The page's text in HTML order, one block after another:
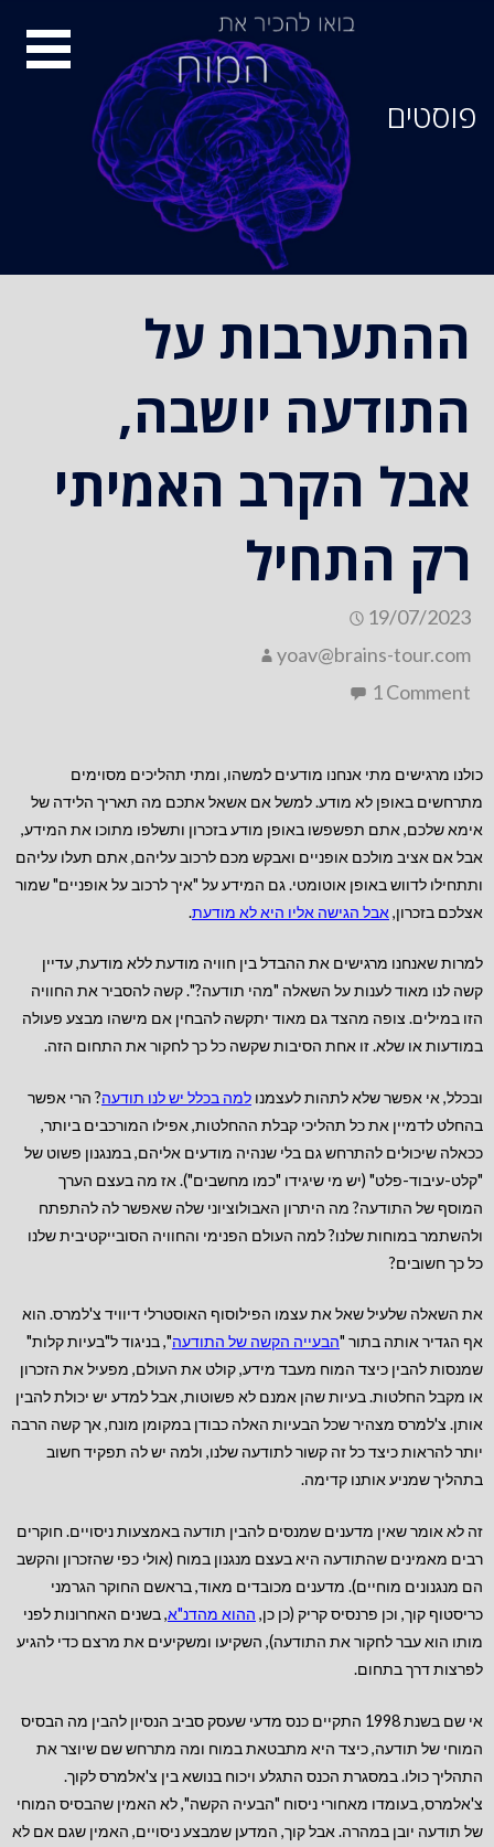
פוסטים
ההתערבות על
התודעה יושבה,
אבל הקרב האמיתי
רק התחיל
19/07/2023
yoav@brains-tour.com
1 Comment
כולנו מרגישים מתי אנחנו מודעים למשהו, ומתי תהליכים מסוימים
מתרחשים באופן לא מודע. למשל אם אשאל אתכם מה תאריך הלידה של
אימא שלכם, אתם תפשפשו באופן מודע בזכרון ותשלפו מתוכו את המידע,
אבל אם אציב מולכם אופניים ואבקש מכם לרכוב עליהם, אתם תעלו עליהם
ותתחילו לדווש באופן אוטומטי. גם המידע על "איך לרכוב על אופניים" שמור
אצלכם בזכרון, אבל הגישה אליו היא לא מודעת.
למרות שאנחנו מרגישים את ההבדל בין חוויה מודעת ללא מודעת, עדיין
קשה לנו מאוד לענות על השאלה "מהי תודעה?". קשה להסביר את החוויה
הזו במילים. צופה מהצד גם מאוד יתקשה להבחין אם מישהו מבצע פעולה
במודעות או שלא. זו אחת הסיבות שקשה כל כך לחקור את התחום הזה.
ובכלל, אי אפשר שלא לתהות לעצמנולמה בכלל יש לנו תודעה? הרי אפשר
בהחלט לדמיין את כל תהליכי קבלת ההחלטות, אפילו המורכבים ביותר,
ככאלה שיכולים להתרחש גם בלי שנהיה מודעים אליהם, במנגנון פשוט של
"קלט-עיבוד-פלט" (יש מי שיגידו "כמו מחשבים"). אז מה בעצם הערך
המוסף של התודעה? מה היתרון האבולוציוני שלה שאפשר לה להתפתח
ולהשתמר במוחות שלנו? למה העולם הפנימי והחוויה הסובייקטיבית שלנו
כל כך חשובים?
את השאלה שלעיל שאל את עצמו הפילוסוף האוסטרלי דיוויד צ'למרס. הוא
אף הגדיר אותה בתור "הבעייה הקשה של התודעה", בניגוד ל"בעיות קלות"
שמנסות להבין כיצד המוח מעבד מידע, קולט את העולם, מפעיל את הזכרון
או מקבל החלטות. בעיות שהן אמנם לא פשוטות, אבל למדע יש יכולת להבין
אותן. צ'למרס מצהיר שכל הבעיות האלה כבודן במקומן מונח, אך קשה הרבה
יותר להראות כיצד כל זה קשור לתודעה שלנו, ולמה יש לה תפקיד חשוב
בתהליך שמניע אותנו קדימה.
זה לא אומר שאין מדענים שמנסים להבין תודעה באמצעות ניסויים. חוקרים
רבים מאמינים שהתודעה היא בעצם מנגנון במוח (אולי כפי שהזכרון והקשב
הם מנגנונים מוחיים). מדענים מכובדים מאוד, בראשם החוקר הגרמני
כריסטוף קוך, וכן פרנסיס קריק (כן כן, ההוא מהדנ"א, בשנים האחרונות לפני
מותו הוא עבר לחקור את התודעה), השקיעו ומשקיעים את מרצם כדי להגיע
לפרצות דרך בתחום.
אי שם בשנת 1998 התקיים כנס מדעי שעסק סביב הנסיון להבין מה הבסיס
המוחי של תודעה, כיצד היא מתבטאת במוח ומה מתרחש שם שיוצר את
התהליך כולו. במסגרת הכנס התגלע ויכוח בנושא בין צ'אלמרס לקוך.
צ'אלמרס, בעומדו מאחורי ניסוח "הבעיה הקשה", לא האמין שהבסיס המוחי
של תודעה יובן במהרה. אבל קוך, המדען שמבצע ניסויים, האמין שגם אם לא